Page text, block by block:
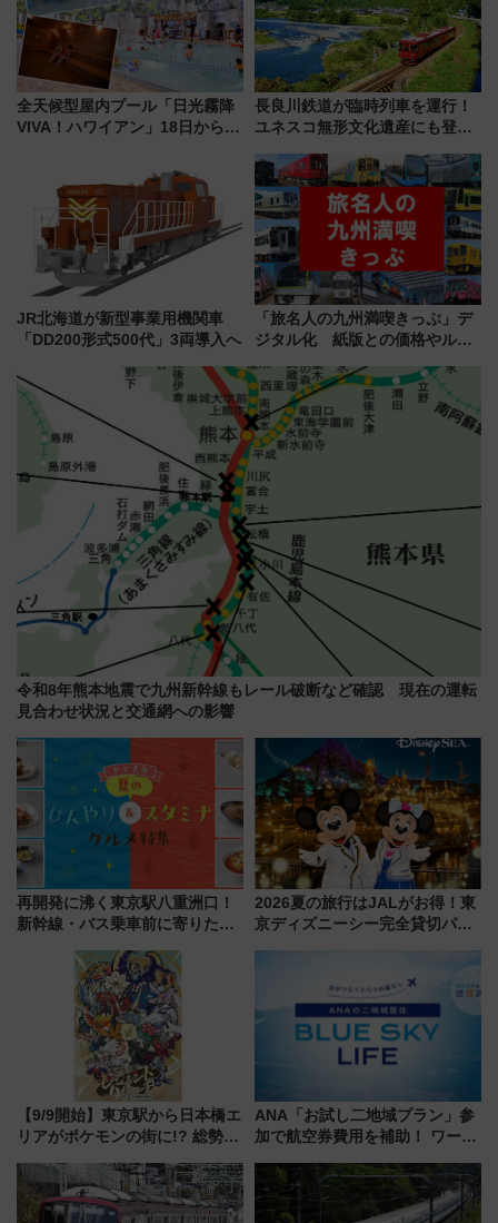
全天候型屋内プール「日光霧降
VIVA！ハワイアン」18日から営
ァミリーから大人まで幅広い世
代が一日中楽しる夏のリゾート
を楽しんで
長良川鉄道が臨時列車を運行！
ユネスコ無形文化遺産にも登録
に 乗車には予約が必要
JR北海道が新型事業用機関車
「DD200形式500代」3両導入へ
「旅名人の九州満喫きっぷ」デ
ジタル化 紙版との価格やルー
令和8年熊本地震で九州新幹線もレール破断など確認 現在の運転
見合わせ状況と交通網への影響
再開発に沸く東京駅八重洲口！
新幹線・バス乗車前に寄りたい
やり＆スタミナグルメ」6選【新
店舗も！】
2026夏の旅行はJALがお得！東
京ディズニーシー完全貸切パー
線に2回搭乗」
【9/9開始】東京駅から日本橋エ
リアがポケモンの街に!? 総勢
リサーチ」本格謎解き・グッズ
情報まとめ
ANA「お試し二地域プラン」参
加で航空券費用を補助！ ワーケ
治体は？ 2026年は対象のエリア
が拡大！